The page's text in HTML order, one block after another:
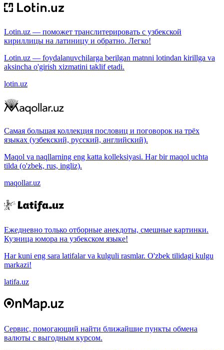
Lotin.uz — поможет транслитерировать с узбекской
кириллицы на латиницу и обратно. Легко!
Lotin.uz — foydalanuvchilarga berilgan matnni lotindan kirillga va
aksincha o'girish xizmatini taklif etadi.
lotin.uz
Самая большая коллекция пословиц и поговорок на трёх
языках (узбекский, русский, английский).
Maqol va naqllarning eng katta kolleksiyasi. Har bir maqol uchta
tilda (o'zbek, rus, ingliz).
maqollar.uz
Ежедневно только отборные анекдоты, смешные картинки.
Кузница юмора на узбекском языке!
Har kuni eng sara latifalar va kulguli rasmlar. O'zbek tilidagi kulgu
markazi!
latifa.uz
Сервис, помогающий найти ближайшие пункты обмена
валюты с выгодным курсом.